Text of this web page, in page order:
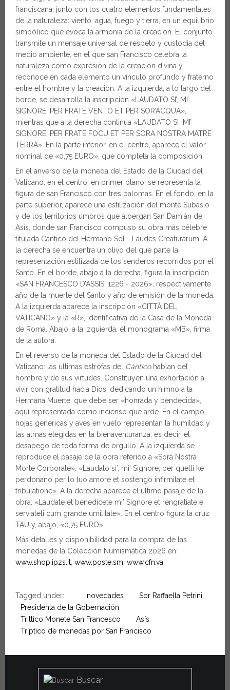
franciscana, junto con los cuatro elementos fundamentales
de la naturaleza: viento, agua, fuego y tierra, en un equilibrio
simbólico que evoca la armonía de la creación. El conjunto
transmite un mensaje universal de respeto y custodia del
medio ambiente, en el que san Francisco celebra la
naturaleza como expresión de la creación divina y
reconoce en cada elemento un vínculo profundo y fraterno
entre el hombre y la creación. A la izquierda, a lo largo del
borde, se desarrolla la inscripción «LAUDATO SI’, MI’
SIGNORE, PER FRATE VENTO ET PER SOR’ACQUA»,
mientras que a la derecha continúa «LAUDATO SI’, MI’
SIGNORE, PER FRATE FOCU ET PER SORA NOSTRA MATRE
TERRA». En la parte inferior, en el centro, aparece el valor
nominal de «0,75 EURO», que completa la composición.
En el anverso de la moneda del Estado de la Ciudad del
Vaticano: en el centro, en primer plano, se representa la
figura de san Francisco con tres palomas. En el fondo, en la
parte superior, aparece una estilización del monte Subasio
y de los territorios umbros que albergan San Damián de
Asís, donde san Francisco compuso su obra más célebre
titulada Cántico del Hermano Sol - Laudes Creaturarum. A
la derecha se encuentra un olivo del que parte la
representación estilizada de los senderos recorridos por el
Santo. En el borde, abajo a la derecha, figura la inscripción
«SAN FRANCESCO D’ASSISI 1226 - 2026», respectivamente
año de la muerte del Santo y año de emisión de la moneda.
A la izquierda aparece la inscripción «CITTÀ DEL
VATICANO» y la «R», identificativa de la Casa de la Moneda
de Roma. Abajo, a la izquierda, el monograma «MB», firma
de la autora.
En el reverso de la moneda del Estado de la Ciudad del
Vaticano: las últimas estrofas del Cánticohablan del
hombre y de sus virtudes. Constituyen una exhortación a
vivir con gratitud hacia Dios, dedicando un himno a la
Hermana Muerte, que debe ser «honrada y bendecida»,
aquí representada como incienso que arde. En el campo,
hojas genéricas y aves en vuelo representan la humildad y
las almas elegidas en la bienaventuranza, es decir, el
desapego de toda forma de orgullo. A la izquierda se
reproduce el pasaje de la obra referido a «Sora Nostra
Morte Corporale»: «Laudato si’, mi’ Signore, per quelli ke
perdonano per lo tuo amore et sostengo infirmitate et
tribulatione». A la derecha aparece el último pasaje de la
obra: «Laudate et benedicete mi’ Signore et rengratiate e
serviateli cum grande umilitate». En el centro figura la cruz
TAU y, abajo, «0,75 EURO».
Más detalles y disponibilidad para la compra de las
monedas de la Colección Numismática 2026 en:
www.shop.ipzs.it www.poste.sm www.cfn.va
Tagged under: novedades
Sor Raffaella Petrini
Presidenta de la Gobernación
Trittico Monete San Francesco
Asís
Tríptico de monedas por San Francisco
Buscar